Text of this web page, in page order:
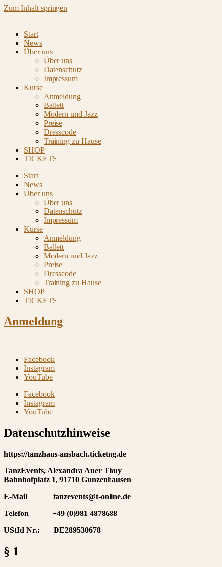
Zum Inhalt springen
Start
News
Über uns
Über uns
Datenschutz
Impressum
Kurse
Anmeldung
Ballett
Modern und Jazz
Preise
Dresscode
Training zu Hause
SHOP
TICKETS
Start
News
Über uns
Über uns
Datenschutz
Impressum
Kurse
Anmeldung
Ballett
Modern und Jazz
Preise
Dresscode
Training zu Hause
SHOP
TICKETS
Anmeldung
Facebook
Instagram
YouTube
Facebook
Instagram
YouTube
Datenschutzhinweise
https://tanzhaus-ansbach.ticketng.de
TanzEvents, Alexandra Auer Thuy
Bahnhofplatz 1, 91710 Gunzenhausen
E-Mail tanzevents@t-online.de
Telefon +49 (0)981 4878688
UStId Nr.: DE289530678
§ 1